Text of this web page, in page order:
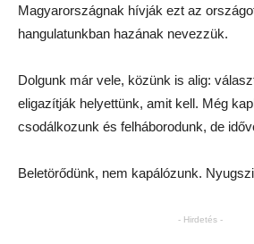
Magyarországnak hívják ezt az
hangulatunkban hazának nevezzük.
Dolgunk már vele, közünk is alig:
eligazítják helyettünk, amit kell. Még
csodálkozunk és felháborodunk, de
Beletörődünk, nem kapálózunk.
- Hirdetés -